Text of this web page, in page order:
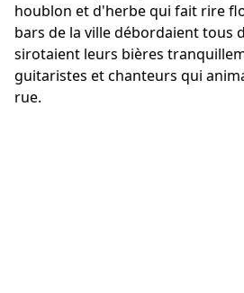
houblon et d'herbe qui fait rire
bars de la ville débordaient tous
sirotaient leurs bières
guitaristes et chanteurs qui
rue.